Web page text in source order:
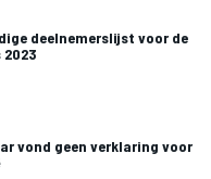
deelnemerslijst voor de
2023
vond geen verklaring voor